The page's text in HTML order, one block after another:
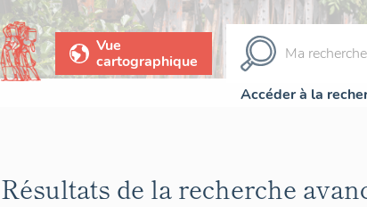
Vue
cartographique
Accéder à la
Résultats de la recherche